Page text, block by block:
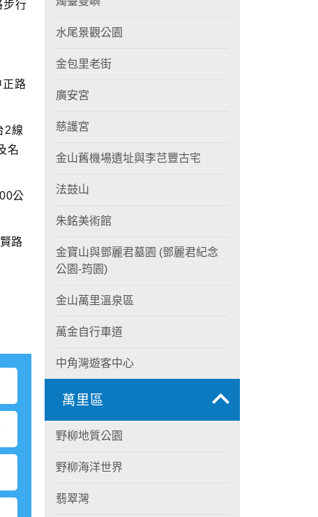
步行
路
2線
名
公
路
水尾景觀公園
金包里老街
廣安宮
慈護宮
金山舊機場遺址與李芑豐古宅
法鼓山
朱銘美術館
金寶山與鄧麗君墓園 (鄧麗君紀念
公園-筠園)
金山萬里溫泉區
萬金自行車道
中角灣遊客中心
萬里區
野柳地質公園
野柳海洋世界
翡翠灣